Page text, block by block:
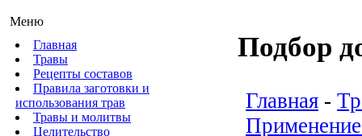
Меню
Главная
Травы
Рецепты составов
Правила заготовки и
использования трав
Травы и молитвы
Целительство
Подбор
Главная -